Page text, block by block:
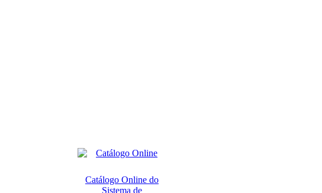
Catálogo Online do
Sistema de